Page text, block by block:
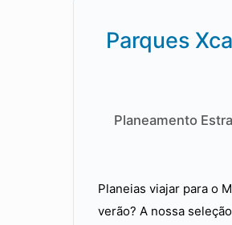
Parques
Planeamento
Planeias viajar para o
verão? A nossa